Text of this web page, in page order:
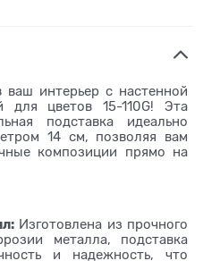
ваш интерьер с настенной
для цветов 15-110G! Эта
подставка идеально
14 см, позволяя вам
композиции прямо на
Изготовлена из прочного
металла, подставка
и надежность, что